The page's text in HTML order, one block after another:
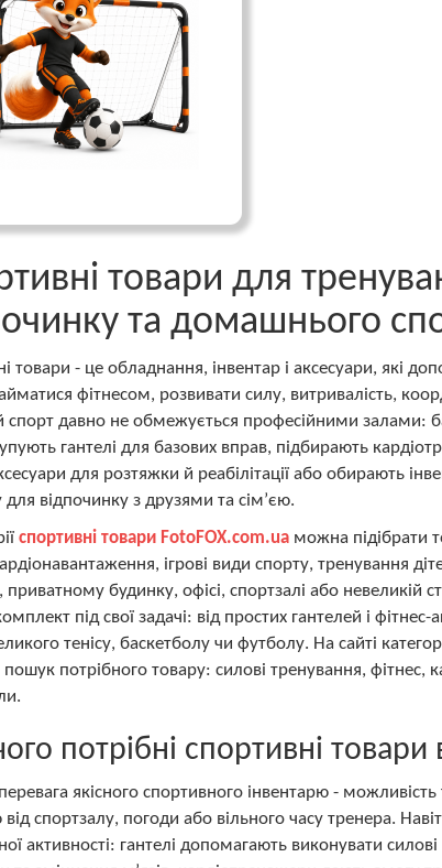
товари для
та домашнього
товари - це обладнання, інвентар і аксесуари, які
фітнесом, розвивати силу, витривалість,
спорт давно не обмежується професійними залами:
гантелі для базових вправ, підбирають
для розтяжки й реабілітації або обирають
для відпочинку з друзями та сім’єю.
спортивні товари FotoFOX.com.uaможна підібрати
ігрові види спорту, тренування
приватному будинку, офісі, спортзалі або
під свої задачі: від простих гантелей і
тенісу, баскетболу чи футболу. На сайті
потрібного товару: силові тренування, фітнес,
потрібні спортивні товари
якісного спортивного інвентарю -
від спортзалу, погоди або вільного часу тренера.
активності: гантелі допомагають виконувати